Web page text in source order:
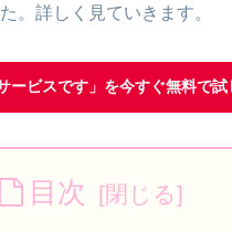
。詳しく見ていきます。
ービスです」を今すぐ無料で試
目次